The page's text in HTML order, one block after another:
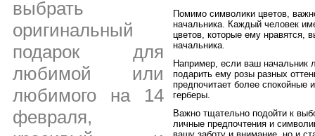
выбрать
оригинальный
подарок для
любимой или
любимого на 14
февраля,
Помимо символики цветов,
начальника. Каждый человек
цветов, которые ему нравятся,
начальника.
Например, если ваш начальник
подарить ему розы разных
предпочитает более
герберы.
Важно тщательно подойти к
личные предпочтения и